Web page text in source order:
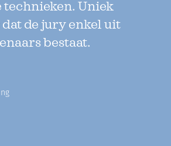
Uniek
dat de jury enkel uit
bestaat.